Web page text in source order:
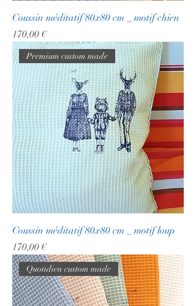
Coussin méditatif 80x80 cm _ motif chien
Prix
170,00 €
Premium custom made
Coussin méditatif 80x80 cm _ motif loup
Prix
170,00 €
Quotidien custom made